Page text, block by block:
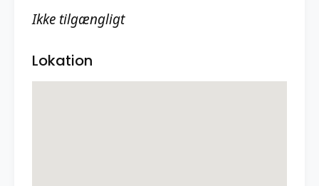
Ikke tilgængligt
Lokation